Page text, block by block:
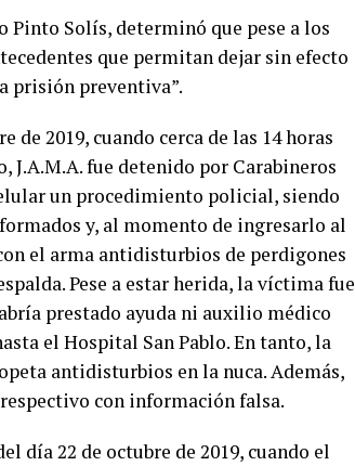
Pinto Solís, determinó que pese a los
que permitan dejar sin efecto
prisión preventiva”.
2019, cuando cerca de las 14 horas
J.A.M.A. fue detenido por Carabineros
un procedimiento policial, siendo
y, al momento de ingresarlo al
el arma antidisturbios de perdigones
Pese a estar herida, la víctima fue
prestado ayuda ni auxilio médico
el Hospital San Pablo. En tanto, la
antidisturbios en la nuca. Además,
con información falsa.
día 22 de octubre de 2019, cuando el